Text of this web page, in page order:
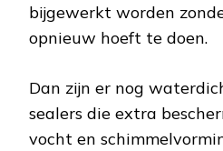
bijgewerkt worden
opnieuw hoeft te doen.
Dan zijn er nog
sealers die extra
vocht en